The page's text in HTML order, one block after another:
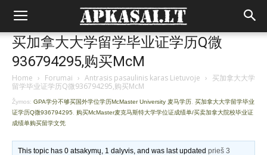
买加拿大大学留学毕业证学历Q微
936794295,购买McM
Home › Forumai › Antrasis pasaulinis karas Lietuvoje › 买加拿大大学
留学毕业证学历Q微936794295,购买McM
Žymos: GPA学分不够买国外学位学历McMaster University 麦马学历 买加拿大大学留学毕业
证学历Q微936794295
购买McMaster麦克马斯特大学学位证成绩单/买卖加拿大院校毕业证
成绩单购买留学文凭
This topic has 0 atsakymų, 1 dalyvis, and was last updatedprieš 3